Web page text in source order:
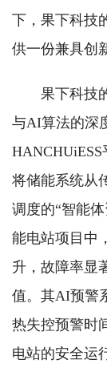
下，果下科技
供一份兼具创
果下科技
与AI算法的深
将储能系统从
调度的“智能
能电站项目中
升，故障率显
值。其AI预警
热失控预警时
电站的安全运